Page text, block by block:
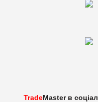
TradeMaster в